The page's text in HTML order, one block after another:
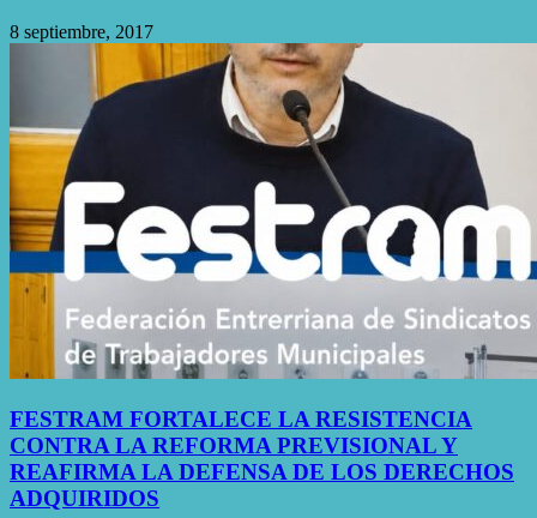
8 septiembre, 2017
FESTRAM FORTALECE LA RESISTENCIA
CONTRA LA REFORMA PREVISIONAL Y
REAFIRMA LA DEFENSA DE LOS DERECHOS
ADQUIRIDOS